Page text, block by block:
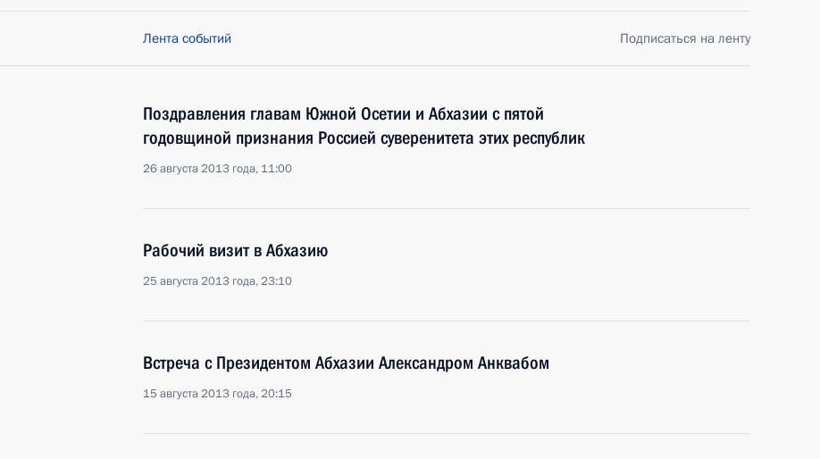
Лента событий Подписаться на ленту
Поздравления главам Южной Осетии и Абхазии с пятой
годовщиной признания Россией суверенитета этих республик
26 августа 2013 года, 11:00
Рабочий визит в Абхазию
25 августа 2013 года, 23:10
Встреча с Президентом Абхазии Александром Анквабом
15 августа 2013 года, 20:15